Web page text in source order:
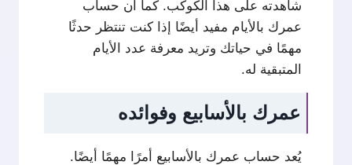
شاهدته على هذا الكوكب. كما أن حساب
عمرك بالأيام مفيد أيضًا إذا كنت تنتظر حدثًا
مهمًا في حياتك وتريد معرفة عدد الأيام
المتبقية له.
عمرك بالأسابيع وفوائده
يُعد حساب عمرك بالأسابيع أمرًا مهمًا أيضًا.